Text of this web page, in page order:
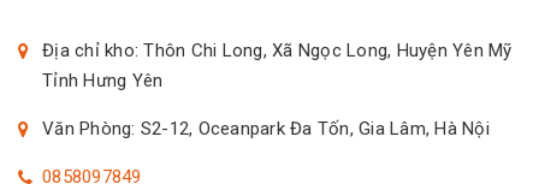
Địa chỉ kho: Thôn Chi Long, Xã Ngọc Long, Huyện Yên Mỹ
Tỉnh Hưng Yên
Văn Phòng: S2-12, Oceanpark Đa Tốn, Gia Lâm, Hà Nội
0858097849